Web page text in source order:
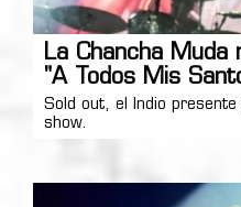
La Chancha Muda
"A Todos Mis
Sold out, el Indio
show.